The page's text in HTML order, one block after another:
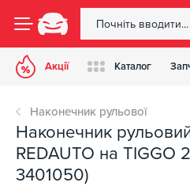
Акції Каталог
Наконечник рульової
Наконечник
REDAUTO на TIGGO
3401050)